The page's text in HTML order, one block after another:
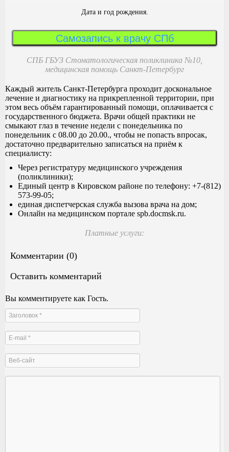
Дата и год рождения.
Самозапись к врачу СПб
СПБ ГБУЗ Стоматологическая поликлиника №10,
медицинская помощь Санкт-Петербург
Каждый житель Санкт-Петербурга проходит доскональное
лечение и диагностику на прикрепленной территории, при
этом весь объём гарантированный помощи, оплачивается с
государственного бюджета. Врачи общей практики не
смыкают глаз в течение недели с понедельника по
понедельник с 08.00 до 20.00., чтобы не попасть впросак,
достаточно предварительно записаться на приём к
специалисту:
Через регистратуру медицинского учреждения
(поликлиники);
Единый центр в Кировском районе по телефону: +7-(812)
573-99-05;
единая диспетчерская служба вызова врача на дом;
Онлайн на медицинском портале spb.docmsk.ru.
Платные услуги:
Комментарии (0)
Оставить комментарий
Вы комментируете как Гость.